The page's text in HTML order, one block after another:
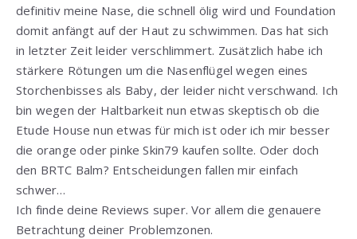
definitiv meine Nase, die schnell ölig wird und Foundation
domit anfängt auf der Haut zu schwimmen. Das hat sich
in letzter Zeit leider verschlimmert. Zusätzlich habe ich
stärkere Rötungen um die Nasenflügel wegen eines
Storchenbisses als Baby, der leider nicht verschwand. Ich
bin wegen der Haltbarkeit nun etwas skeptisch ob die
Etude House nun etwas für mich ist oder ich mir besser
die orange oder pinke Skin79 kaufen sollte. Oder doch
den BRTC Balm? Entscheidungen fallen mir einfach
schwer…
Ich finde deine Reviews super. Vor allem die genauere
Betrachtung deiner Problemzonen.